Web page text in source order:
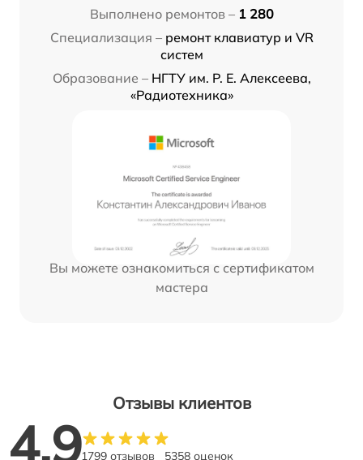
Выполнено ремонтов – 1 280
Специализация – ремонт клавиатур и VR
систем
Образование – НГТУ им. Р. Е. Алексеева,
«Радиотехника»
Вы можете ознакомиться с сертификатом
мастера
Отзывы клиентов
4.91799 отзывов 5358 оценок